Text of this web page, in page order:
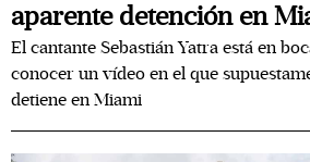
aparente detención en
El cantante Sebastián Yatra está en
conocer un vídeo en el que
detiene en Miami